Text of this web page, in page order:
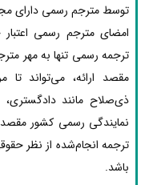
توسط مترجم رسمی دارای
امضای مترجم رسمی
ترجمه رسمی تنها به مهر
مقصد ارائه، می‌تواند تا
ذی‌صلاح مانند
نمایندگی رسمی کشور مقصد
ترجمه انجام‌شده از نظر
باشد.